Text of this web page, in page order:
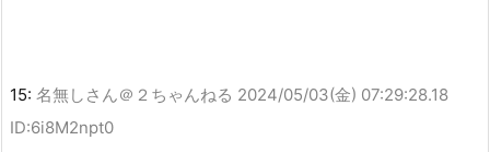
15: 名無しさん＠２ちゃんねる 2024/05/03(金) 07:29:28.18
ID:6i8M2npt0